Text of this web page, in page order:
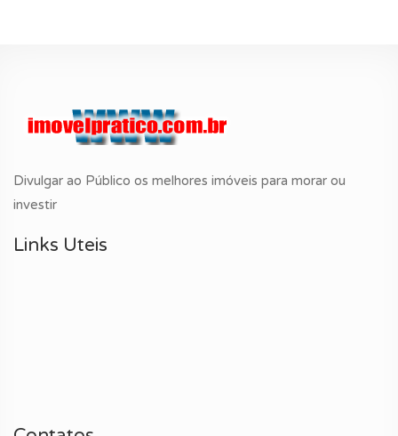
Divulgar ao Público os melhores imóveis para morar ou
investir
Links Uteis